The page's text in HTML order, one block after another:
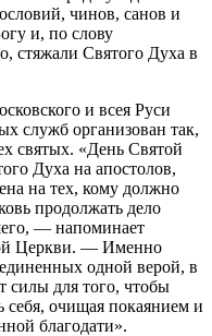
чинов, санов и
и, по слову
стяжали Святого Духа в
и всея Руси
служб организован так,
святых. «День Святой
Духа на апостолов,
на тех, кому должно
продолжать дело
— напоминает
Церкви. — Именно
одной верой, в
силы для того, чтобы
очищая покаянием и
благодати».